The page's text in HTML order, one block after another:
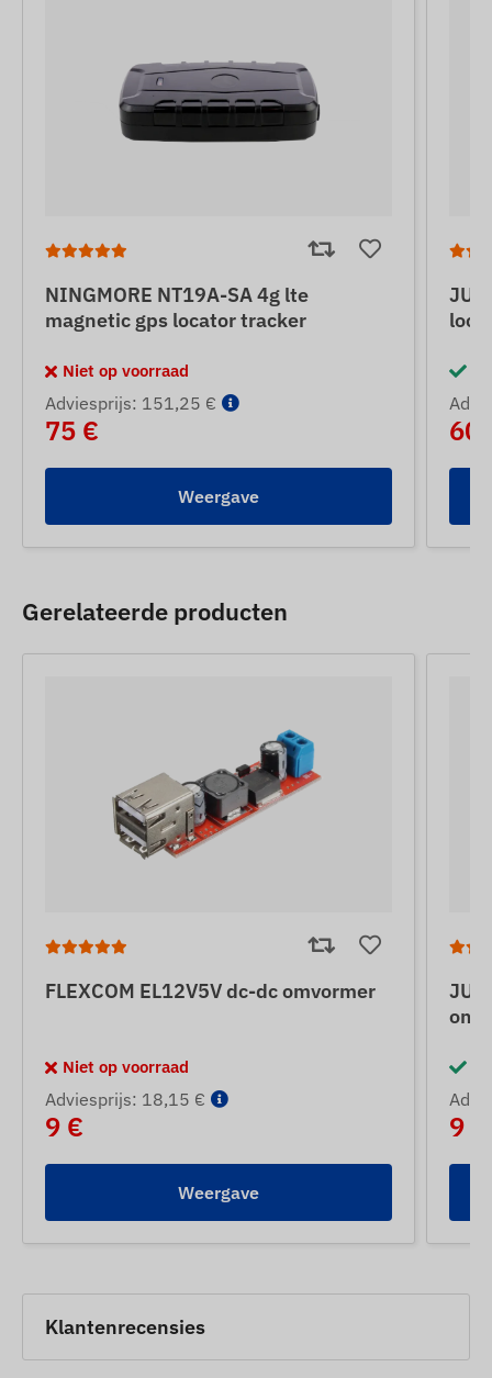
NINGMORE NT19A-SA 4g lte
magnetic gps locator tracker
Niet op voorraad
Adviesprijs: 151,25 €
75 €
Weergave
60
Gerelateerde producten
FLEXCOM EL12V5V dc-dc omvormer
Niet op voorraad
Adviesprijs: 18,15 €
9 €
Weergave
9 €
Klantenrecensies